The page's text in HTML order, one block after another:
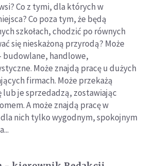
Co z tymi, dla których w
Co poza tym, że będą
szkołach, chodzić po równych
się nieskażoną przyrodą? Może
budowlane, handlowe,
Może znajdą pracę u dużych
firmach. Może przekażą
je sprzedadzą, zostawiając
A może znajdą pracę w
nich tylko wygodnym, spokojnym